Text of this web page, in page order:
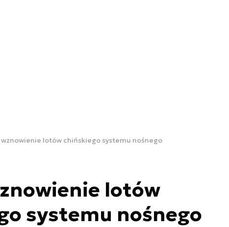
wznowienie lotów chińskiego systemu nośnego
lotów
systemu nośnego